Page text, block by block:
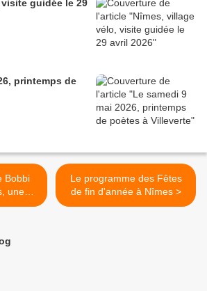
guidée le 29
printemps de
une
avec
Le programme des Fêtes
de fin d'année à Nîmes >